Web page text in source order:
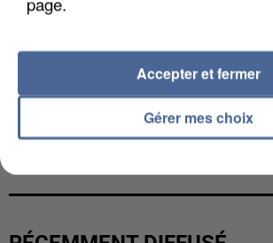
L’UN DES FONDATEURS
Gérer mes choix
Accepter et fermer